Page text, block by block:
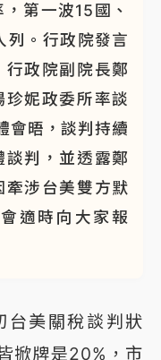
第一波15國、
列。行政院發言
行政院副院長鄭
妮政委所率談
會晤，談判持續
判，並透露鄭
牽涉台美雙方默
適時向大家報
台美關稅談判狀
掀牌是20%，市